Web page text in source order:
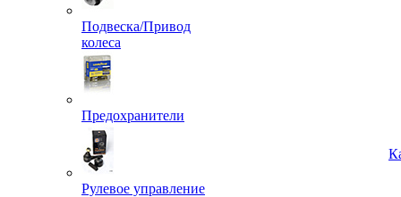
Подвеска/Привод
колеса
Предохранители
Рулевое управление